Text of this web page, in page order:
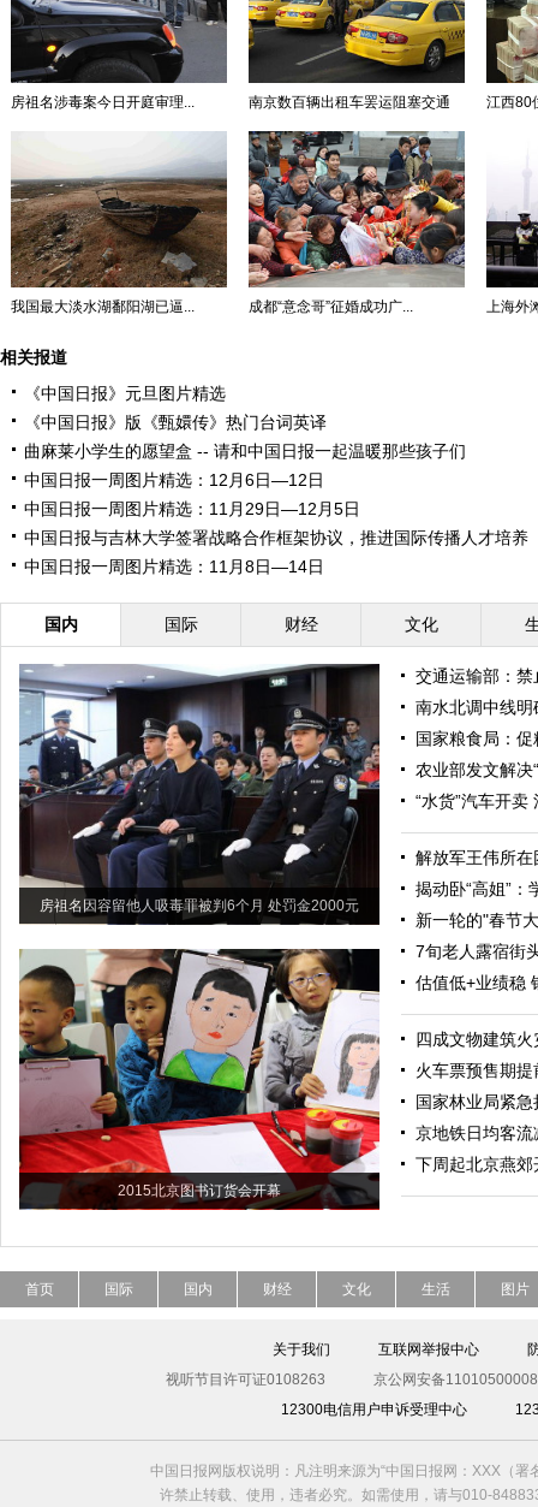
房祖名涉毒案今日开庭审理... 南京数百辆出租车罢运阻塞交通 江西80
我国最大淡水湖鄱阳湖已逼... 成都“意念哥”征婚成功广... 上海外
相关报道
《中国日报》元旦图片精选
《中国日报》版《甄嬛传》热门台词英译
曲麻莱小学生的愿望盒 -- 请和中国日报一起温暖那些孩子们
中国日报一周图片精选：12月6日—12日
中国日报一周图片精选：11月29日—12月5日
中国日报与吉林大学签署战略合作框架协议，推进国际传播人才培养
中国日报一周图片精选：11月8日—14日
国内 国际 财经 文化
房祖名因容留他人吸毒罪被判6个月 处罚金2000元
2015北京图书订货会开幕
交通运输部：
南水北调中线
国家粮食局：
农业部发文解决
“水货”汽车开卖
解放军王伟所
揭动卧“高姐”：
新一轮的"春节
7旬老人露宿街
估值低+业绩稳
四成文物建筑
火车票预售期
国家林业局紧
京地铁日均客
下周起北京燕
首页 国际 国内 财经 文化 生活 图片
关于我们 互联网举报中心
视听节目许可证0108263
京公网安备
12300电信用户申诉受理中心
中国日报网版权说明：凡注明来源为“中国日报网：XXX（
许禁止转载、使用，违者必究。如需使用，请与010-